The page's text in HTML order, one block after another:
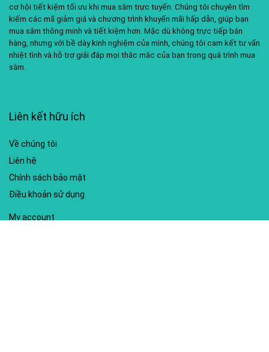
cơ hội tiết kiệm tối ưu khi mua sắm trực tuyến. Chúng tôi chuyên tìm
kiếm các mã giảm giá và chương trình khuyến mãi hấp dẫn, giúp bạn
mua sắm thông minh và tiết kiệm hơn. Mặc dù không trực tiếp bán
hàng, nhưng với bề dày kinh nghiệm của mình, chúng tôi cam kết tư vấn
nhiệt tình và hỗ trợ giải đáp mọi thắc mắc của bạn trong quá trình mua
sắm.
Liên kết hữu ích
Về chúng tôi
Liên hệ
Chính sách bảo mật
Điều khoản sử dụng
My account